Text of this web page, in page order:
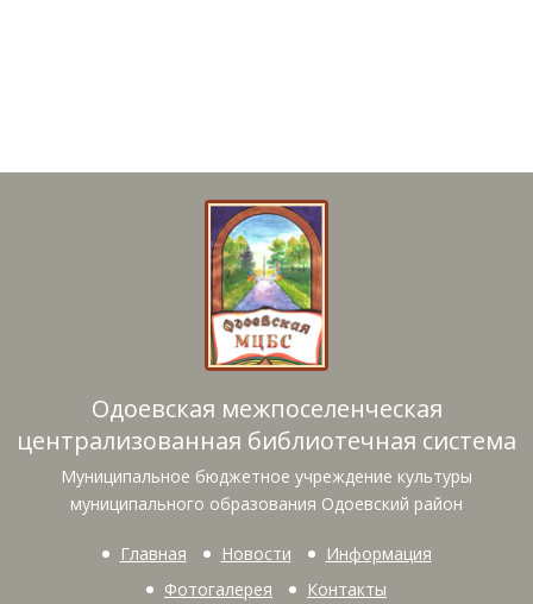
Одоевская межпоселенческая
централизованная библиотечная система
Муниципальное бюджетное учреждение культуры
муниципального образования Одоевский район
Главная Новости
Информация
Фотогалерея
Контакты